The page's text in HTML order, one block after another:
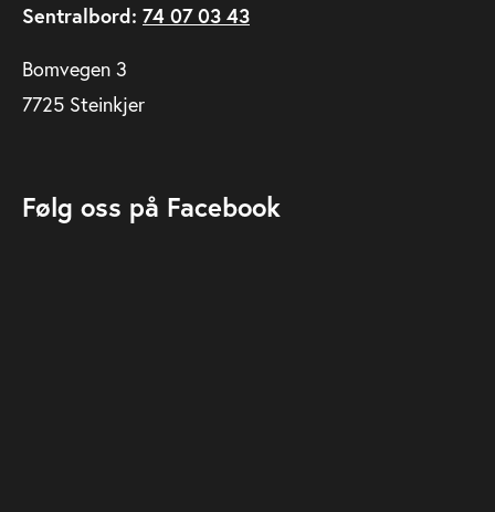
Sentralbord: 74 07 03 43
Bomvegen 3
7725 Steinkjer
Følg oss på Facebook